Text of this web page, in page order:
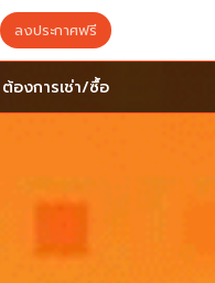
ลงประกาศฟรี
ต้องการเช่า/ซื้อ